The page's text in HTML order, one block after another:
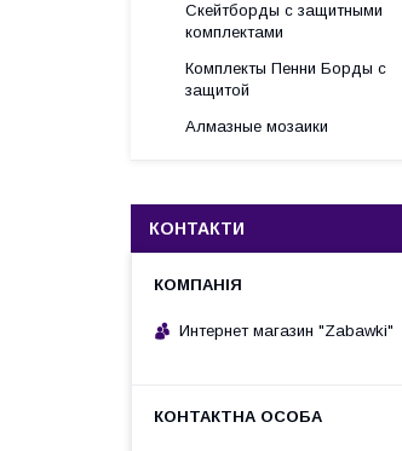
Скейтборды с защитными
комплектами
Комплекты Пенни Борды с
защитой
Алмазные мозаики
КОНТАКТИ
Интернет магазин "Zabawki"